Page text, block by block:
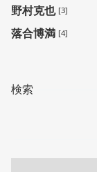
野村克也 [3]
落合博満 [4]
検索